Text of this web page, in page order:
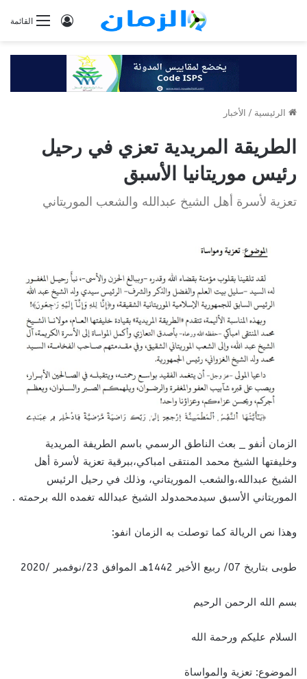
القائمةتسجيل
الرئيسية / الأخبار
الطريقة المريدية تعزي في رحيل
رئيس موريتانيا الأسبق
تعزية لأسرة أهل الشيخ عبدالله والشعب الموريتاني
الزمان أنفو _ بعث الناطق الرسمي باسم الطريفة المريدية
وخليفتها الشيخ محمد المنتقى امباكي،ببرقية تعزية لأسرة أهل
الشيخ عبدالله،والشعب الموريتاني، وذلك في رحيل الرئيس
الموريتاني الأسبق سيدمحمدولد الشيخ عبدالله تغمده الله برحمته .
وهذا نص الريالة كما توصلت به الزمان انفو:
طوبى بتاريخ 07/ ربيع الأخير 1442هـ الموافق 23/نوفمبر /2020
بسم الله الرحمن الرحیم
السلام علیكم ورحمة الله
الموضوع: تعزیة والمواساة